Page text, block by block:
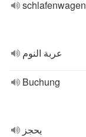
schlafenwagen
عربة النوم
Buchung
يحجز